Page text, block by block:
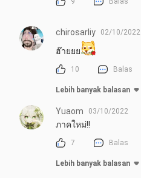
chirosarliy 02/10/2022
ฮ๊ายยย
10 Balas
Lebih banyak balasan
Yuaom 03/10/2022
ภาคใหม่!!
7 Balas
Lebih banyak balasan